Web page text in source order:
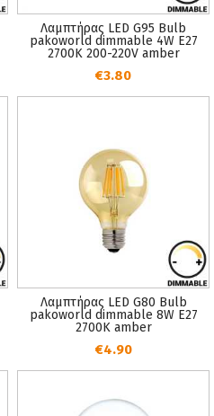
Λαμπτήρας LED G95 Bulb
pakoworld dimmable 4W E27
2700K 200-220V amber
€3.80
Λαμπτήρας LED G80 Bulb
pakoworld dimmable 8W E27
2700K amber
€4.90